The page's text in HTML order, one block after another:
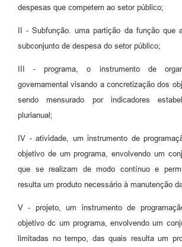
despesas que competem ao setor público;
II - Subfunção. uma partição da função que
subconjunto de despesa do setor público;
III - programa, o instrumento de
governamental visando a concretização dos
sendo mensurado por indicadores
plurianual;
IV - atividade, um instrumento de
objetivo de um programa, envolvendo um
que se realizam de modo contínuo e
resulta um produto necessário à manutenção
V - projeto, um instrumento de
objetivo dc um programa, envolvendo um
limitadas no tempo, das quais resulta um